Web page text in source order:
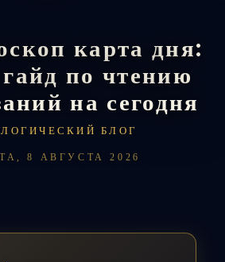
карта дня:
по чтению
на сегодня
БЛОГ
8 АВГУСТА 2026